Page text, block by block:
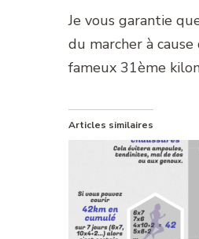
Je vous garantie
du marcher à cause
fameux 31ème
Articles similaires